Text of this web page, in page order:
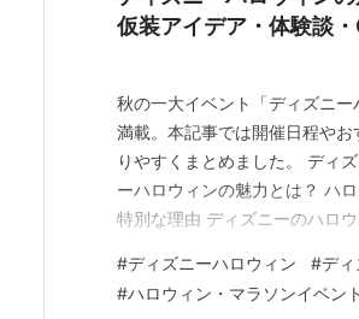
仮装アイデア・体験談
秋の一大イベント「ディズニ
満載。本記事では開催日程や
りやすくまとめました。 ディ
ーハロウィンの魅力とは？ ハ
特別な理由 ディズニーのハロ
品 ハロウィン仮装の楽しみ方
全員で楽しむ仮装 ハロウィン
#ディズニーハロウィン #ディ
#ハロウィン・マラソンイベント